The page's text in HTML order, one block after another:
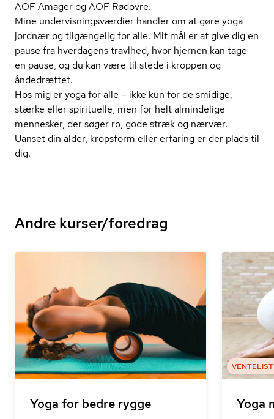
AOF Amager og AOF Rødovre.
Mine un­der­vis­nings­vær­di­er handler om at gøre yoga
jordnær og tilgængelig for alle. Mit mål er at give dig en
pause fra hverdagens travlhed, hvor hjernen kan tage
en pause, og du kan være til stede i kroppen og
åndedrættet.
Hos mig er yoga for alle – ikke kun for de smidige,
stærke eller spirituelle, men for helt almindelige
mennesker, der søger ro, gode stræk og nærvær.
Uanset din alder, kropsform eller erfaring er der plads til
dig.
Andre kurser/foredrag
Yoga for bedre rygge Yoga